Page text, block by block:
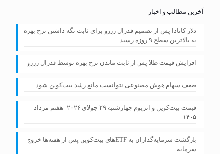
آخرین مطالب و اخبار
دلار کانادا پس از تصمیم فدرال رزرو برای ثابت نگه داشتن نرخ بهره
به بالاترین سطح ۹ روزه رسید
افزایش قیمت طلا پس از ثابت ماندن نرخ بهره توسط فدرال رزرو
ضعف سهام هوش مصنوعی نتوانست مانع رشد بیت‌کوین شود
قیمت بیت‌کوین و اتریوم چهارشنبه ۲۹ جولای ۲۰۲۶- هفتم مرداد
۱۴۰۵
بازگشت سرمایه‌گذاران به ETFهای بیت‌کوین پس از هفته‌ها خروج
سرمایه